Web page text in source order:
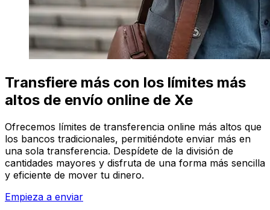
Transfiere más con los límites más
altos de envío online de Xe
Ofrecemos límites de transferencia online más altos que
los bancos tradicionales, permitiéndote enviar más en
una sola transferencia. Despídete de la división de
cantidades mayores y disfruta de una forma más sencilla
y eficiente de mover tu dinero.
Empieza a enviar